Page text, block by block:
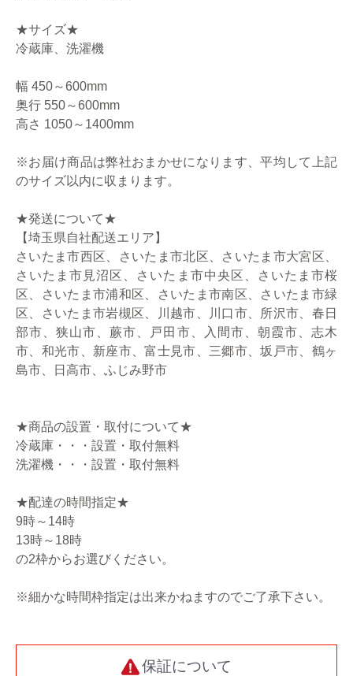
★サイズ★
冷蔵庫、洗濯機
幅 450～600mm
奥行 550～600mm
高さ 1050～1400mm
※お届け商品は弊社おまかせになります、平均して上記
のサイズ以内に収まります。
★発送について★
【埼玉県自社配送エリア】
さいたま市西区、さいたま市北区、さいたま市大宮区、
さいたま市見沼区、さいたま市中央区、さいたま市桜
区、さいたま市浦和区、さいたま市南区、さいたま市緑
区、さいたま市岩槻区、川越市、川口市、所沢市、春日
部市、狭山市、蕨市、戸田市、入間市、朝霞市、志木
市、和光市、新座市、富士見市、三郷市、坂戸市、鶴ヶ
島市、日高市、ふじみ野市
★商品の設置・取付について★
冷蔵庫・・・設置・取付無料
洗濯機・・・設置・取付無料
★配達の時間指定★
9時～14時
13時～18時
の2枠からお選びください。
※細かな時間枠指定は出来かねますのでご了承下さい。
保証について